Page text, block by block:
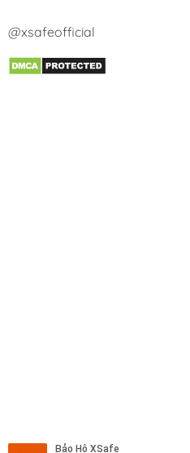
@xsafeofficial